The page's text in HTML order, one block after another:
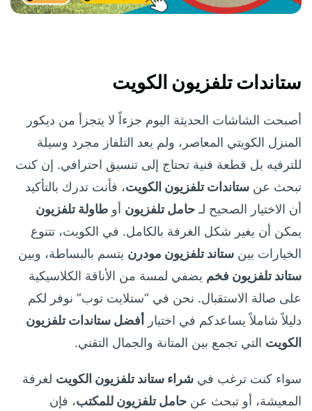
ستاندات تلفزيون الكويت
أصبحت الشاشات الحديثة اليوم جزءاً لا يتجزأ من ديكور
المنزل الكويتي المعاصر، ولم يعد التلفاز مجرد وسيلة
للترفيه بل قطعة فنية تحتاج إلى تنسيق احترافي. إن كنت
تبحث عن ستاندات تلفزيون الكويت، فأنت تدرك بالتأكيد
أن الاختيار الصحيح لـ حامل تلفزيون أو طاولة تلفزيون
يمكن أن يغير شكل الغرفة بالكامل. في الكويت، تتنوع
الخيارات بين ستاند تلفزيون مودرن يتسم بالبساطة، وبين
ستاند تلفزيون فخم يضفي لمسة من الأناقة الكلاسيكية
على صالة الاستقبال. نحن في “ستلايت توب” نوفر لكم
دليلاً شاملاً يساعدكم في اختيار أفضل ستاندات تلفزيون
الكويت التي تجمع بين المتانة والجمال التقني.
سواء كنت ترغب في شراء ستاند تلفزيون الكويت لغرفة
المعيشة، أو تبحث عن حامل تلفزيون للمكتب، فإن